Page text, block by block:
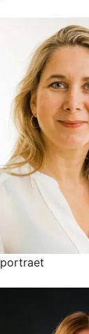
portraet